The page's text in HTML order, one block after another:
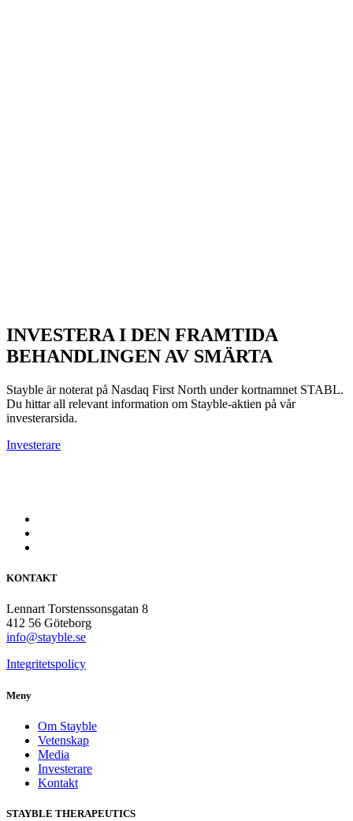
INVESTERA I DEN FRAMTIDA
BEHANDLINGEN AV SMÄRTA
Stayble är noterat på Nasdaq First North under kortnamnet STABL.
Du hittar all relevant information om Stayble-aktien på vår
investerarsida.
Investerare
KONTAKT
Lennart Torstenssonsgatan 8
412 56 Göteborg
info@stayble.se
Integritetspolicy
Meny
Om Stayble
Vetenskap
Media
Investerare
Kontakt
STAYBLE THERAPEUTICS